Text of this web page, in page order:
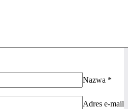
Nazwa *
Adres e-mail